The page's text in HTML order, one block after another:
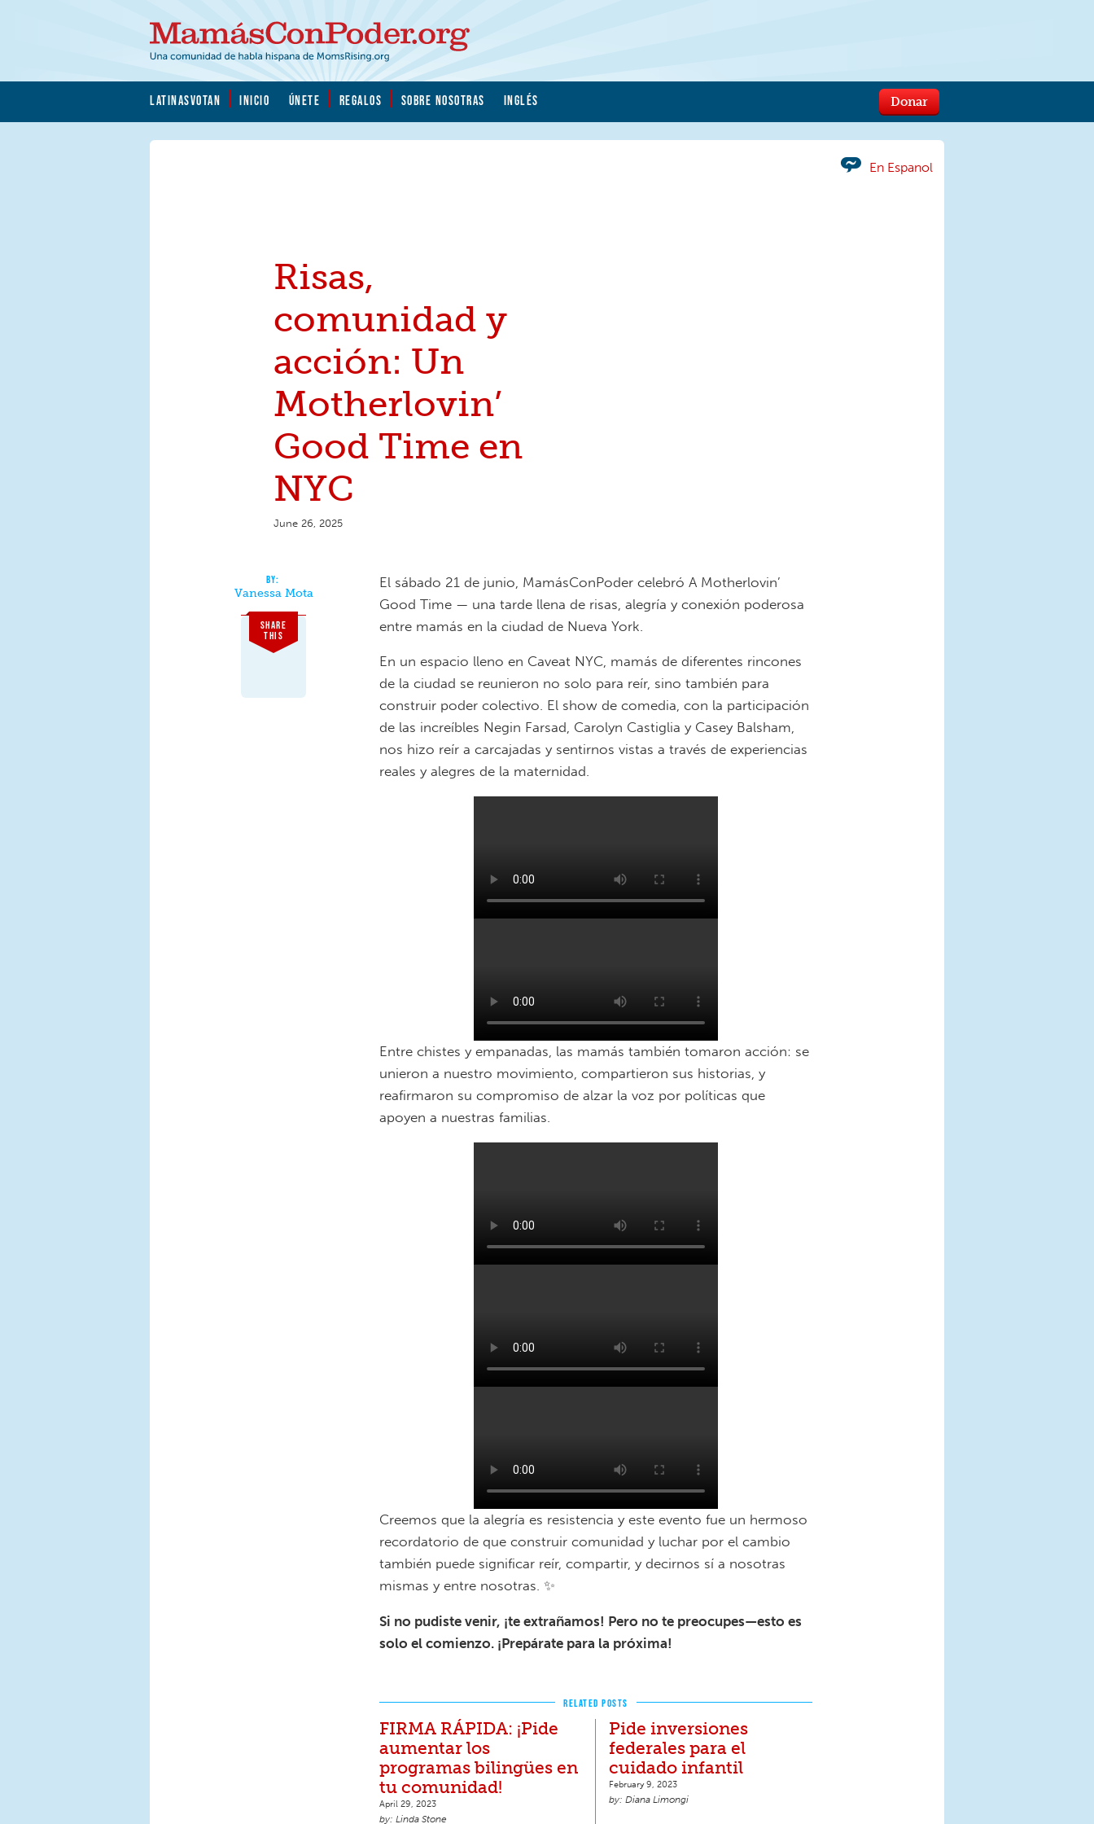
MamásConPoder.org
LATINASVOTAN INICIO ÚNETE REGALOS SOBRE NOSOTRAS INGLÉS Donar
En Espanol
Risas,
comunidad y
acción: Un
Motherlovin’
Good Time en
NYC
June 26, 2025
Vanessa Mota
SHARE
THIS
El sábado 21 de junio, MamásConPoder celebró A Motherlovin’
Good Time — una tarde llena de risas, alegría y conexión poderosa
entre mamás en la ciudad de Nueva York.
En un espacio lleno en Caveat NYC, mamás de diferentes rincones
de la ciudad se reunieron no solo para reír, sino también para
construir poder colectivo. El show de comedia, con la participación
de las increíbles Negin Farsad, Carolyn Castiglia y Casey Balsham,
nos hizo reír a carcajadas y sentirnos vistas a través de experiencias
reales y alegres de la maternidad.
Entre chistes y empanadas, las mamás también tomaron acción: se
unieron a nuestro movimiento, compartieron sus historias, y
reafirmaron su compromiso de alzar la voz por políticas que
apoyen a nuestras familias.
Creemos que la alegría es resistencia y este evento fue un hermoso
recordatorio de que construir comunidad y luchar por el cambio
también puede significar reír, compartir, y decirnos sí a nosotras
mismas y entre nosotras. ✨
Si no pudiste venir, ¡te extrañamos! Pero no te preocupes—esto es
solo el comienzo. ¡Prepárate para la próxima!
RELATED POSTS
FIRMA RÁPIDA: ¡Pide
aumentar los
programas bilingües en
tu comunidad!
April 29, 2023
Linda Stone
Pide inversiones
federales para el
cuidado infantil
February 9, 2023
Diana Limongi